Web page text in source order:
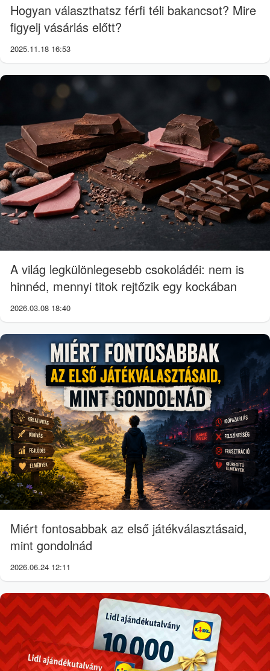
Hogyan választhatsz férfi téli bakancsot? Mire
figyelj vásárlás előtt?
2025.11.18 16:53
A világ legkülönlegesebb csokoládéi: nem is
hinnéd, mennyi titok rejtőzik egy kockában
2026.03.08 18:40
Miért fontosabbak az első játékválasztásaid,
mint gondolnád
2026.06.24 12:11